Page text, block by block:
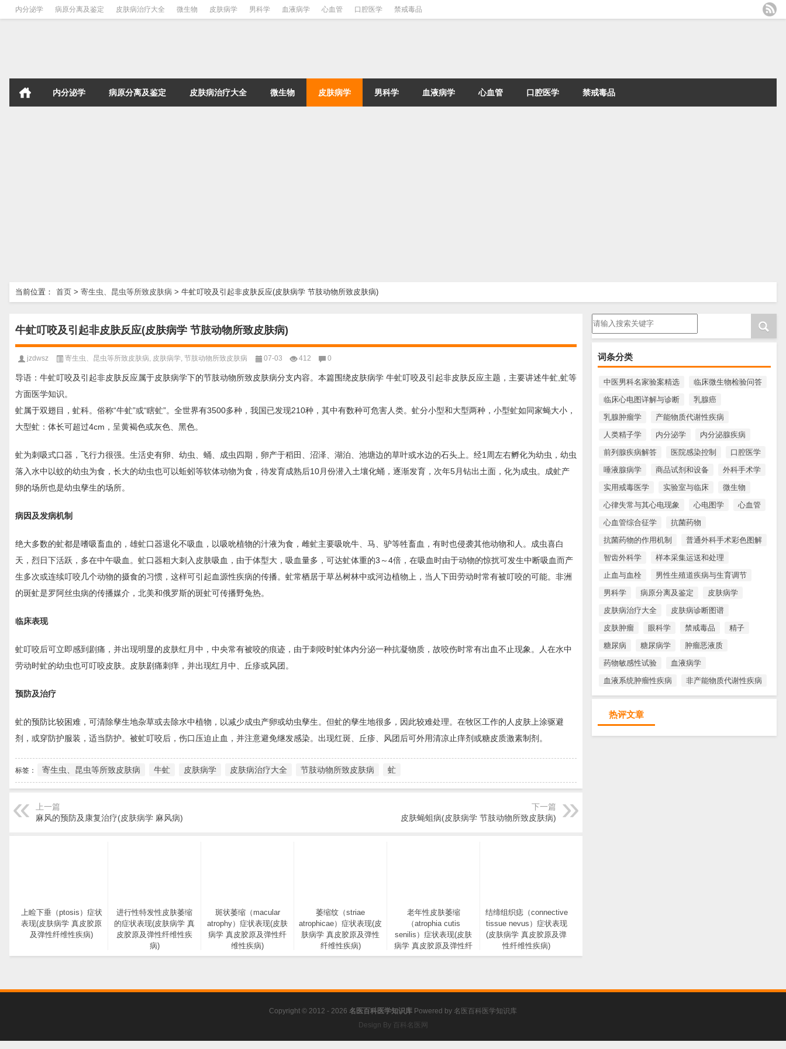
内分泌学 病原分离及鉴定 皮肤病治疗大全 微生物 皮肤病学 男科学 血液病学 心血管 口腔医学 禁戒毒品
内分泌学 病原分离及鉴定 皮肤病治疗大全 微生物 皮肤病学 男科学 血液病学 心血管 口腔医学 禁戒毒品
当前位置： 首页 > 寄生虫、昆虫等所致皮肤病 > 牛虻叮咬及引起非皮肤反应(皮肤病学 节肢动物所致皮肤病)
请输入搜索内容
词条分类
中医男科名家验案精选
临床微生物检验问答
临床心电图详解与诊断
乳腺癌
乳腺肿瘤学
产能物质代谢性疾病
人类精子学
内分泌学
内分泌腺疾病
前列腺疾病解答
医院感染控制
口腔医学
唾液腺病学
商品试剂和设备
外科手术学
实用戒毒医学
实验室与临床
微生物
心律失常与其心电现象
心电图学
心血管
心血管综合征学
抗菌药物
抗菌药物的作用机制
普通外科手术彩色图解
智齿外科学
样本采集运送和处理
止血与血栓
男性生殖道疾病与生育调节
男科学
病原分离及鉴定
皮肤病学
皮肤病治疗大全
皮肤病诊断图谱
皮肤肿瘤
眼科学 禁戒毒品
精子
糖尿病
糖尿病学
肿瘤恶液质
药物敏感性试验
血液病学
血液系统肿瘤性疾病
非产能物质代谢性疾病
热评文章
牛虻叮咬及引起非皮肤反应(皮肤病学 节肢动物所致皮肤病)
jzdwsz 寄生虫、昆虫等所致皮肤病, 皮肤病学, 节肢动物所致皮肤病 07-03 412 0
导语：牛虻叮咬及引起非皮肤反应属于皮肤病学下的节肢动物所致皮肤病分支内容。本篇围绕皮肤病学 牛虻叮咬及引起非皮肤反应主题，主要讲述牛虻,虻等
方面医学知识。
虻属于双翅目，虻科。俗称“牛虻”或“瞎虻”。全世界有3500多种，我国已发现210种，其中有数种可危害人类。虻分小型和大型两种，小型虻如同家蝇大小，
大型虻：体长可超过4cm，呈黄褐色或灰色、黑色。
虻为刺吸式口器，飞行力很强。生活史有卵、幼虫、蛹、成虫四期，卵产于稻田、沼泽、湖泊、池塘边的草叶或水边的石头上。经1周左右孵化为幼虫，幼虫
落入水中以蚊的幼虫为食，长大的幼虫也可以蚯蚓等软体动物为食，待发育成熟后10月份潜入土壤化蛹，逐渐发育，次年5月钻出土面，化为成虫。成虻产
卵的场所也是幼虫孳生的场所。
病因及发病机制
绝大多数的虻都是嗜吸畜血的，雄虻口器退化不吸血，以吸吮植物的汁液为食，雌虻主要吸吮牛、马、驴等牲畜血，有时也侵袭其他动物和人。成虫喜白
天，烈日下活跃，多在中午吸血。虻口器粗大刺入皮肤吸血，由于体型大，吸血量多，可达虻体重的3～4倍，在吸血时由于动物的惊扰可发生中断吸血而产
生多次或连续叮咬几个动物的摄食的习惯，这样可引起血源性疾病的传播。虻常栖居于草丛树林中或河边植物上，当人下田劳动时常有被叮咬的可能。非洲
的斑虻是罗阿丝虫病的传播媒介，北美和俄罗斯的斑虻可传播野兔热。
临床表现
虻叮咬后可立即感到剧痛，并出现明显的皮肤红月中，中央常有被咬的痕迹，由于刺咬时虻体内分泌一种抗凝物质，故咬伤时常有出血不止现象。人在水中
劳动时虻的幼虫也可叮咬皮肤。皮肤剧痛刺痒，并出现红月中、丘疹或风团。
预防及治疗
虻的预防比较困难，可清除孳生地杂草或去除水中植物，以减少成虫产卵或幼虫孳生。但虻的孳生地很多，因此较难处理。在牧区工作的人皮肤上涂驱避
剂，或穿防护服装，适当防护。被虻叮咬后，伤口压迫止血，并注意避免继发感染。出现红斑、丘疹、风团后可外用清凉止痒剂或糖皮质激素制剂。
标签： 寄生虫、昆虫等所致皮肤病 牛虻 皮肤病学 皮肤病治疗大全 节肢动物所致皮肤病 虻
上一篇
麻风的预防及康复治疗(皮肤病学 麻风病)
下一篇
皮肤蝇蛆病(皮肤病学 节肢动物所致皮肤病)
上睑下垂（ptosis）症状
表现(皮肤病学 真皮胶原
及弹性纤维性疾病)
进行性特发性皮肤萎缩
的症状表现(皮肤病学 真
皮胶原及弹性纤维性疾
病)
斑状萎缩（macular
atrophy）症状表现(皮肤
病学 真皮胶原及弹性纤
维性疾病)
萎缩纹（striae
atrophicae）症状表现(皮
肤病学 真皮胶原及弹性
纤维性疾病)
老年性皮肤萎缩
（atrophia cutis
senilis）症状表现(皮肤
病学 真皮胶原及弹性纤
维性疾病)
结缔组织痣（connective
tissue nevus）症状表现
(皮肤病学 真皮胶原及弹
性纤维性疾病)
Copyright © 2012 - 2026 名医百科医学知识库 Powered by 名医百科医学知识库
Design By 百科名医网